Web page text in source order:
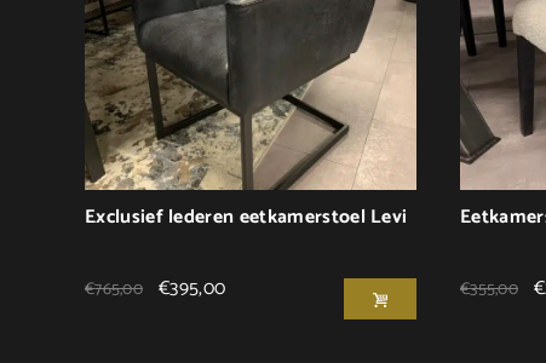
Exclusief lederen eetkamerstoel Levi
€765,00 €395,00 €355,00 €